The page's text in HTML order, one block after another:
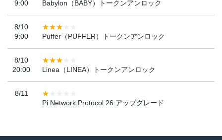
9:00
Babylon（BABY）トークンアンロック
8/10
9:00
Puffer（PUFFER）トークンアンロック
8/10
20:00
Linea（LINEA）トークンアンロック
8/11
Pi Network:Protocol 26 アップグレード